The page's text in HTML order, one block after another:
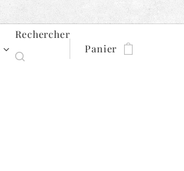
Rechercher
Panier